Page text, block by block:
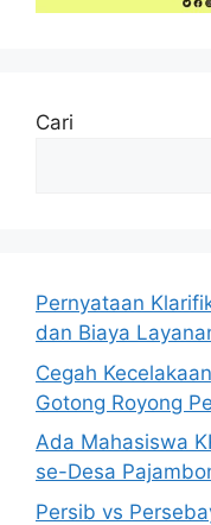
Cari
Pernyataan
dan Biaya
Cegah
Gotong Royong
Ada Mahasiswa
se-Desa
Persib vs